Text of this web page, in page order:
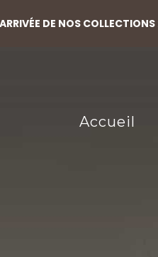
Accueil
DE NOS